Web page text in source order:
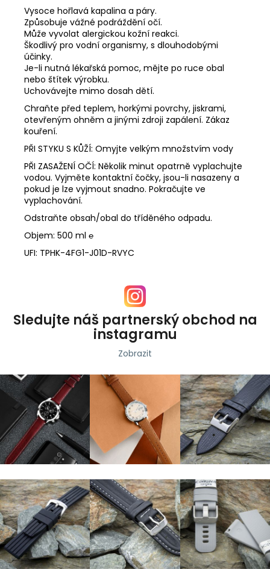
Vysoce hořlavá kapalina a páry.
Způsobuje vážné podráždění očí.
Může vyvolat alergickou kožní reakci.
Škodlivý pro vodní organismy, s dlouhodobými
účinky.
Je-li nutná lékařská pomoc, mějte po ruce obal
nebo štítek výrobku.
Uchovávejte mimo dosah dětí.
Chraňte před teplem, horkými povrchy, jiskrami,
otevřeným ohněm a jinými zdroji zapálení. Zákaz
kouření.
PŘI STYKU S KŮŽÍ: Omyjte velkým množstvím vody
PŘI ZASAŽENÍ OČÍ: Několik minut opatrně vyplachujte
vodou. Vyjměte kontaktní čočky, jsou-li nasazeny a
pokud je lze vyjmout snadno. Pokračujte ve
vyplachování.
Odstraňte obsah/obal do tříděného odpadu.
Objem: 500 ml ℮
UFI: TPHK-4FG1-J01D-RVYC
Sledujte náš partnerský obchod na
instagramu
Zobrazit